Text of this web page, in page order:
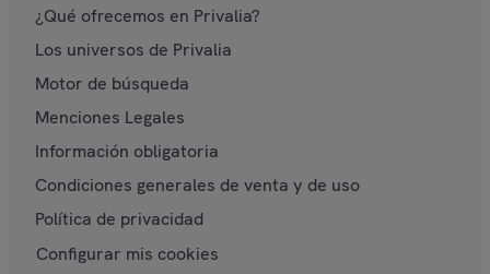
¿Qué ofrecemos en Privalia?
Los universos de Privalia
Motor de búsqueda
Menciones Legales
Información obligatoria
Condiciones generales de venta y de uso
Política de privacidad
Configurar mis cookies